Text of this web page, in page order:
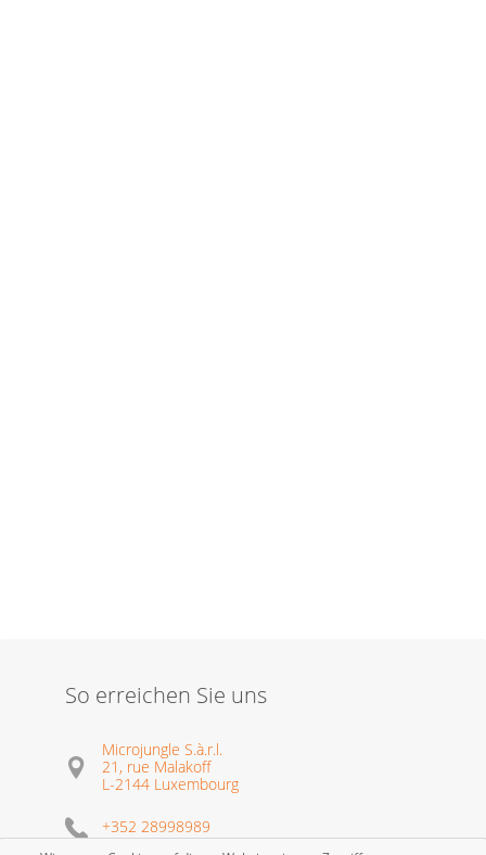
So erreichen Sie uns
Microjungle S.à.r.l.
21, rue Malakoff
L-2144 Luxembourg
+352 28998989